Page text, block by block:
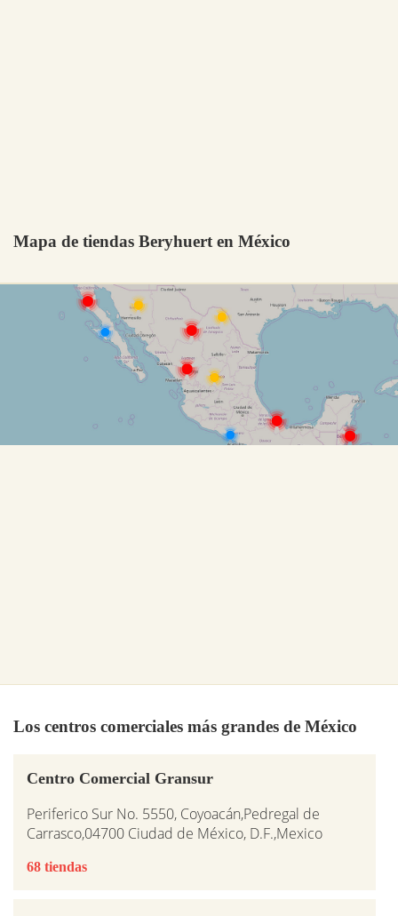
Mapa de tiendas Beryhuert en México
Los centros comerciales más grandes de México
Centro Comercial Gransur
Periferico Sur No. 5550, Coyoacán,Pedregal de
Carrasco,04700 Ciudad de México, D.F.,Mexico
68 tiendas